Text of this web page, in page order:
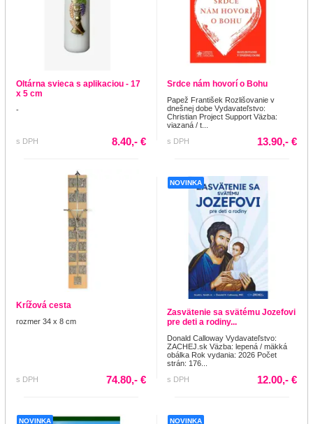
Oltárna svieca s aplikaciou - 17
x 5 cm
-
s DPH 8.40,- €
Srdce nám hovorí o Bohu
Papež František Rozlišovanie v
dnešnej dobe Vydavateľstvo:
Christian Project Support Väzba:
viazaná / t...
s DPH
13.90,- €
Krížová cesta
rozmer 34 x 8 cm
s DPH 74.80,- €
NOVINKA
Zasvätenie sa svätému Jozefovi
pre deti a rodiny...
Donald Calloway Vydavateľstvo:
ZACHEJ.sk Väzba: lepená / mäkká
obálka Rok vydania: 2026 Počet
strán: 176...
s DPH
12.00,- €
NOVINKA NOVINKA